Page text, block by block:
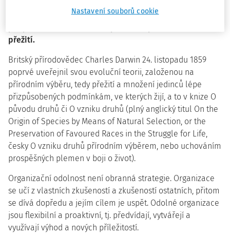
Organizační odolnost je darwinistická ve smyslu
přežití.
Britský přírodovědec Charles Darwin 24. listopadu 1859
poprvé uveřejnil svou evoluční teorii, založenou na
přírodním výběru, tedy přežití a množení jedinců lépe
přizpůsobených podmínkám, ve kterých žijí, a to v knize O
původu druhů či O vzniku druhů (plný anglický titul On the
Origin of Species by Means of Natural Selection, or the
Preservation of Favoured Races in the Struggle for Life,
česky O vzniku druhů přírodním výběrem, nebo uchováním
prospěšných plemen v boji o život).
Organizační odolnost není obranná strategie. Organizace
se učí z vlastních zkušeností a zkušeností ostatních, přitom
se dívá dopředu a jejím cílem je uspět. Odolné organizace
jsou flexibilní a proaktivní, tj. předvídají, vytvářejí a
využívají výhod a nových příležitostí.
Nastavení souborů cookie